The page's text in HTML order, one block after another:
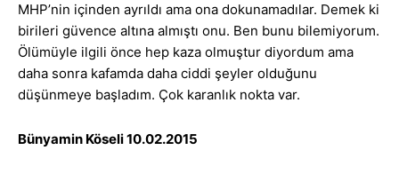
MHP’nin içinden ayrıldı ama ona dokunamadılar. Demek ki
birileri güvence altına almıştı onu. Ben bunu bilemiyorum.
Ölümüyle ilgili önce hep kaza olmuştur diyordum ama
daha sonra kafamda daha ciddi şeyler olduğunu
düşünmeye başladım. Çok karanlık nokta var.
Bünyamin Köseli 10.02.2015